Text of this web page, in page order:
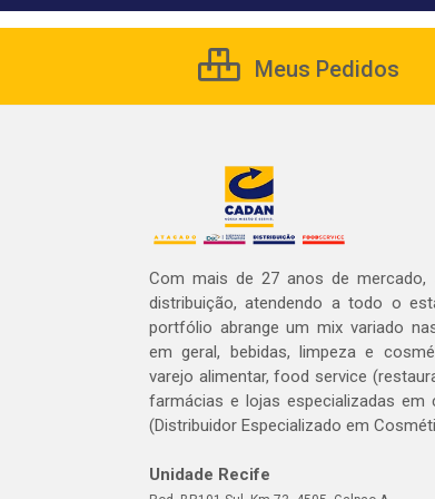
Meus Pedidos
Com mais de 27 anos de mercado,
distribuição, atendendo a todo o
portfólio abrange um mix variado
em geral, bebidas, limpeza e
varejo alimentar, food service
farmácias e lojas especializadas em
(Distribuidor Especializado em
Unidade Recife